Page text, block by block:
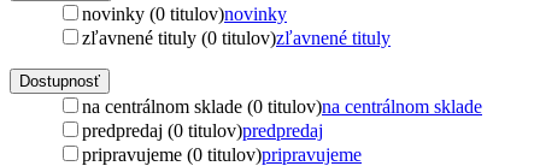
novinky (0 titulov)novinky
zľavnené tituly (0 titulov)zľavnené tituly
Dostupnosť
na centrálnom sklade (0 titulov)na centrálnom sklade
predpredaj (0 titulov)predpredaj
pripravujeme (0 titulov)pripravujeme